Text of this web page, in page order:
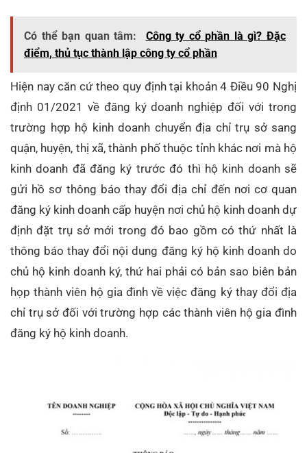
Có thể bạn quan tâm:
Công ty cổ phần là gì? Đặc
điểm, thủ tục thành lập công ty cổ phần
Hiện nay căn cứ theo quy định tại khoản 4 Điều 90 Nghị
định 01/2021 về đăng ký doanh nghiệp đối với trong
trường hợp hộ kinh doanh chuyển địa chỉ trụ sở sang
quận, huyện, thị xã, thành phố thuộc tỉnh khác nơi mà hộ
kinh doanh đã đăng ký trước đó thì hộ kinh doanh sẽ
gửi hồ sơ thông báo thay đổi địa chỉ đến nơi cơ quan
đăng ký kinh doanh cấp huyện nơi chủ hộ kinh doanh dự
định đặt trụ sở mới trong đó bao gồm có thứ nhất là
thông báo thay đổi nội dung đăng ký hộ kinh doanh do
chủ hộ kinh doanh ký, thứ hai phải có bản sao biên bản
họp thành viên hộ gia đình về việc đăng ký thay đổi địa
chỉ trụ sở đối với trường hợp các thành viên hộ gia đình
đăng ký hộ kinh doanh.